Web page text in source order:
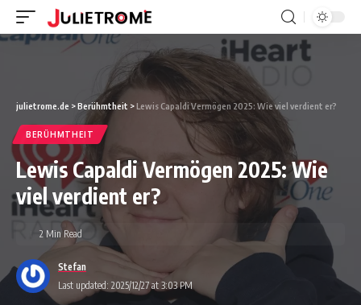
julietrome.de >Berühmtheit >Lewis Capaldi Vermögen 2025: Wie viel verdient er?
BERÜHMTHEIT
Lewis Capaldi Vermögen 2025: Wie
viel verdient er?
Last updated: 2025/12/27 at 3:03 PM
Stefan
2 Min Read